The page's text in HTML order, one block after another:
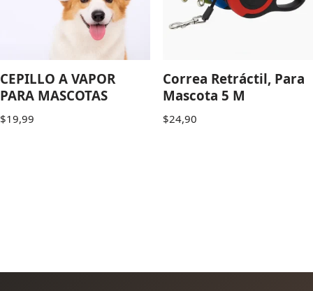
CEPILLO A VAPOR
PARA MASCOTAS
$19,99
Correa Retráctil, Para
Mascota 5 M
$24,90